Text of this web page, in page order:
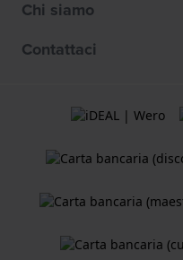
Chi siamo
Contattaci